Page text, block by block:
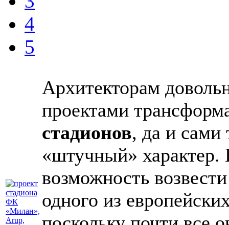
4
5
Архитекторам
проектами
стадионов, да и сами
«штучный» характер.
возможность
одного из